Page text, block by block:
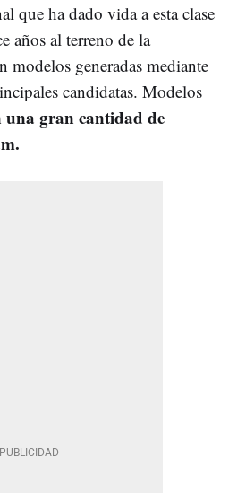
que ha dado vida a esta clase
años al terreno de la
generadas mediante
candidatas. Modelos
gran cantidad de